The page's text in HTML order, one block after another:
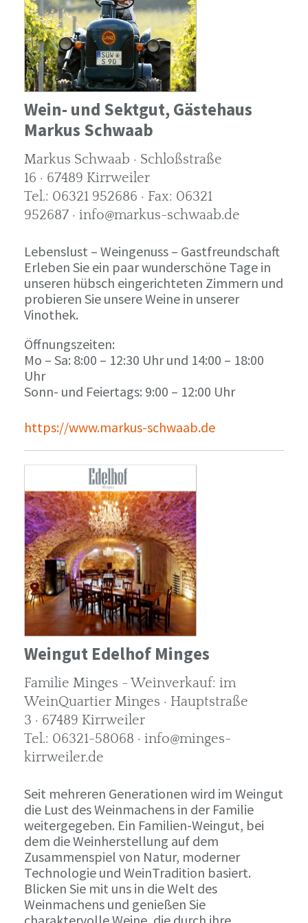
Wein- und Sektgut, Gästehaus
Markus Schwaab
Markus Schwaab · Schloßstraße
16 · 67489 Kirrweiler
Tel.: 06321 952686 · Fax: 06321
952687 · info@markus-schwaab.de
Lebenslust – Weingenuss – Gastfreundschaft
Erleben Sie ein paar wunderschöne Tage in
unseren hübsch eingerichteten Zimmern und
probieren Sie unsere Weine in unserer
Vinothek.
Öffnungszeiten:
Mo – Sa: 8:00 – 12:30 Uhr und 14:00 – 18:00
Uhr
Sonn- und Feiertags: 9:00 – 12:00 Uhr
https://www.markus-schwaab.de
Weingut Edelhof Minges
Familie Minges - Weinverkauf: im
WeinQuartier Minges · Hauptstraße
3 · 67489 Kirrweiler
Tel.: 06321-58068 · info@minges-
kirrweiler.de
Seit mehreren Generationen wird im Weingut
die Lust des Weinmachens in der Familie
weitergegeben. Ein Familien-Weingut, bei
dem die Weinherstellung auf dem
Zusammenspiel von Natur, moderner
Technologie und WeinTradition basiert.
Blicken Sie mit uns in die Welt des
Weinmachens und genießen Sie